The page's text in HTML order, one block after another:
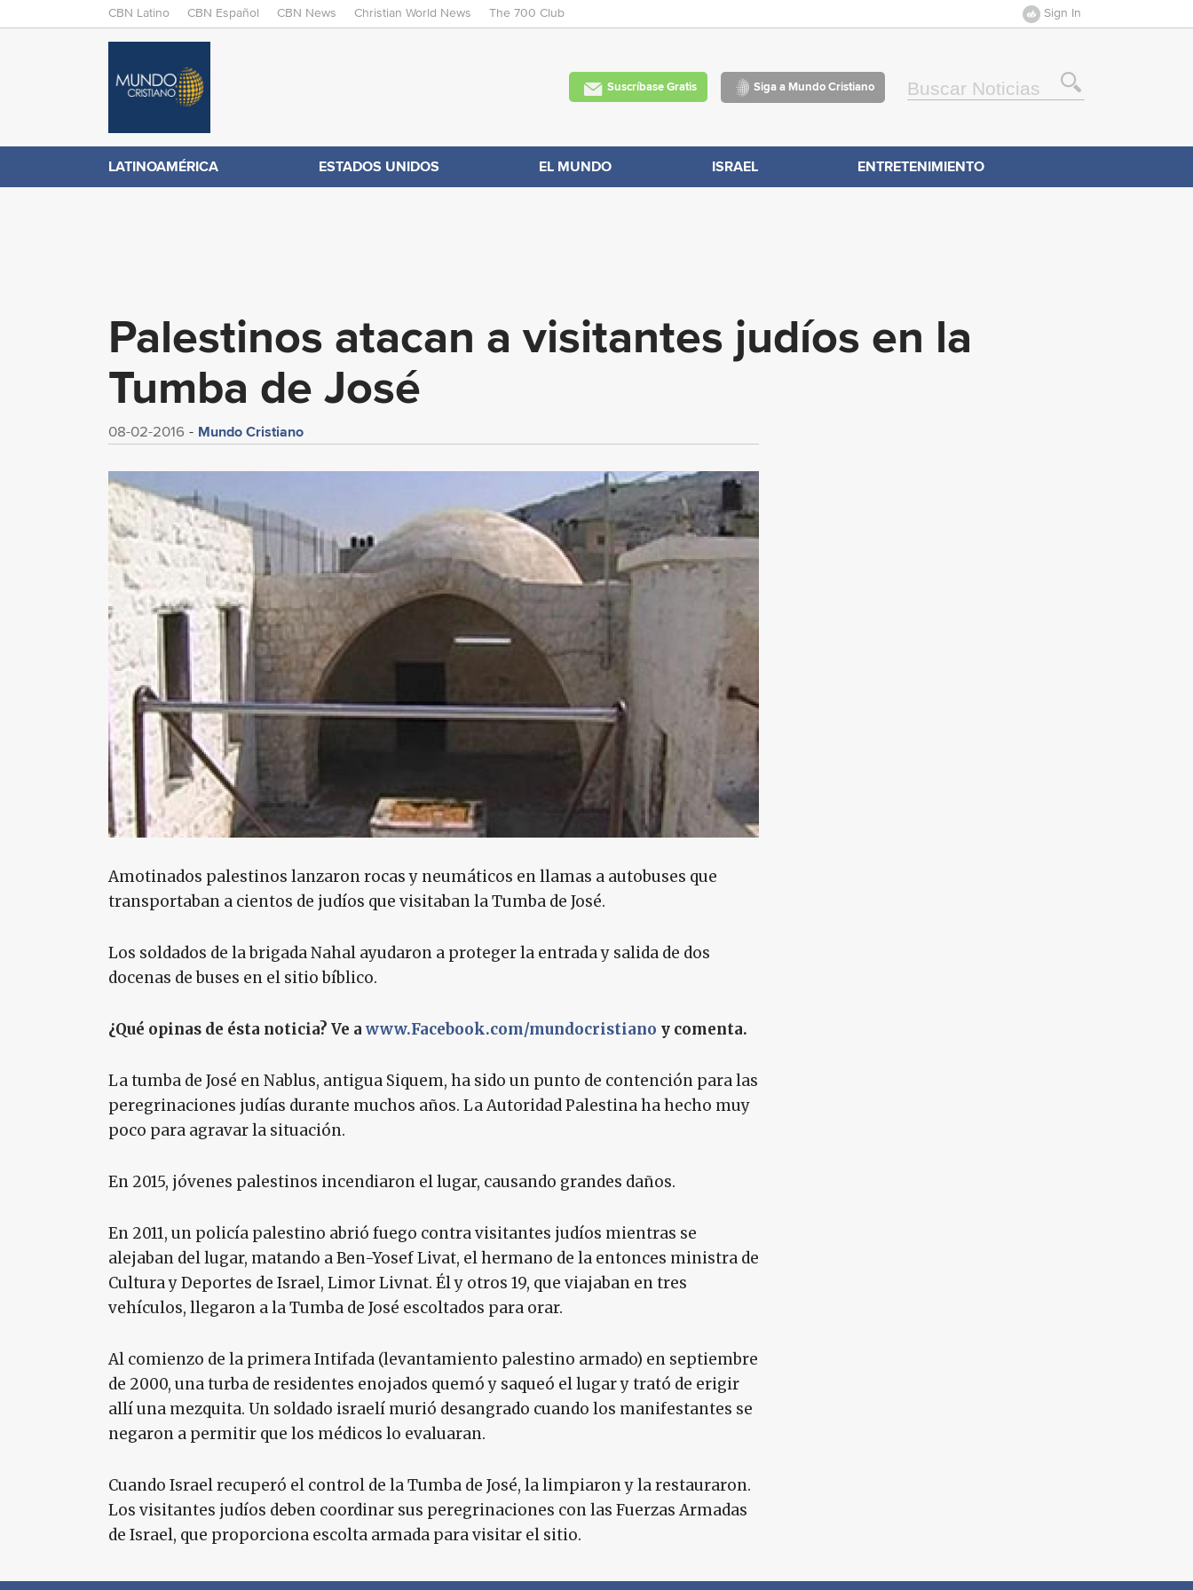
Skip
M
N
E
CBN Latino CBN Español CBN News Christian World News The 700 Club
C
B
N
.
m
Sign In
Suscríbase Gratis Siga a Mundo Cristiano
LATINOAMÉRICA ESTADOS UNIDOS EL MUNDO ISRAEL ENTRETENIMIENTO
Palestinos atacan a visitantes judíos en la
Tumba de José
08-02-2016 Mundo Cristiano
Amotinados palestinos lanzaron rocas y neumáticos en llamas a autobuses que
transportaban a cientos de judíos que visitaban la Tumba de José.
Los soldados de la brigada Nahal ayudaron a proteger la entrada y salida de dos
docenas de buses en el sitio bíblico.
¿Qué opinas de ésta noticia? Ve a www.Facebook.com/mundocristiano y comenta.
La tumba de José en Nablus, antigua Siquem, ha sido un punto de contención para las
peregrinaciones judías durante muchos años. La Autoridad Palestina ha hecho muy
poco para agravar la situación.
En 2015, jóvenes palestinos incendiaron el lugar, causando grandes daños.
En 2011, un policía palestino abrió fuego contra visitantes judíos mientras se
alejaban del lugar, matando a Ben-Yosef Livat, el hermano de la entonces ministra de
Cultura y Deportes de Israel, Limor Livnat. Él y otros 19, que viajaban en tres
vehículos, llegaron a la Tumba de José escoltados para orar.
Al comienzo de la primera Intifada (levantamiento palestino armado) en septiembre
de 2000, una turba de residentes enojados quemó y saqueó el lugar y trató de erigir
allí una mezquita. Un soldado israelí murió desangrado cuando los manifestantes se
negaron a permitir que los médicos lo evaluaran.
Cuando Israel recuperó el control de la Tumba de José, la limpiaron y la restauraron.
Los visitantes judíos deben coordinar sus peregrinaciones con las Fuerzas Armadas
de Israel, que proporciona escolta armada para visitar el sitio.